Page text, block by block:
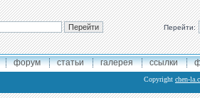
Перейти:
форум статьи галерея ссылки
Copyright chen-